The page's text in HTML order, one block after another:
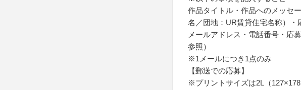
作品タイトル・作品へのメッセ
名／団地：UR賃貸住宅名称）・
メールアドレス・電話番号・応
参照）
※1メールにつき1点のみ
【郵送での応募】
※プリントサイズは2L（